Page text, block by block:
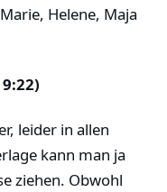
Helene, Maja
leider in allen
kann man ja
ziehen. Obwohl